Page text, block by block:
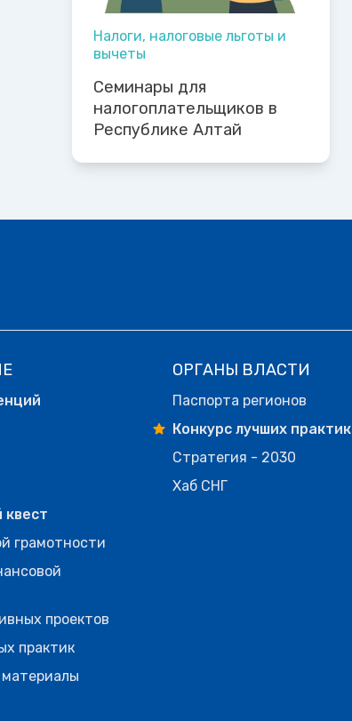
Налоги, налоговые льготы и
вычеты
Семинары для
налогоплательщиков в
Республике Алтай
грамотности
проектов
практик
ОРГАНЫ ВЛАСТИ
Паспорта регионов
Конкурс лучших практик
Стратегия - 2030
Хаб СНГ